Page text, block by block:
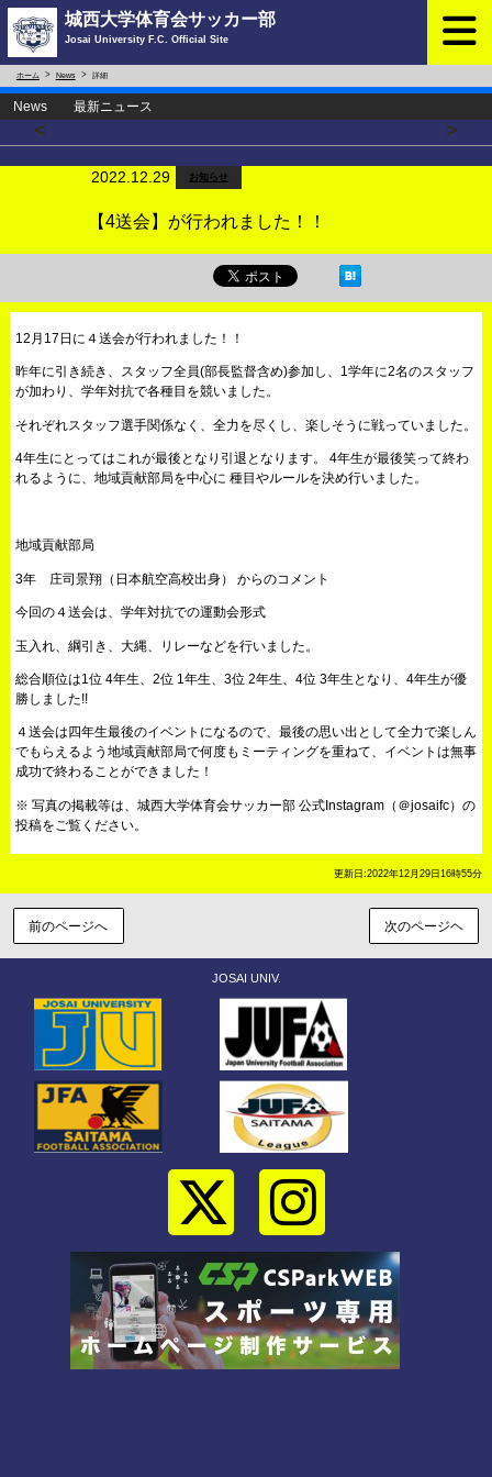
城西大学体育会サッカー部
Josai University F.C. Official Site
ホーム News 詳細
News 最新ニュース
< >
2022.12.29 お知らせ
【4送会】が行われました！！
12月17日に４送会が行われました！！
昨年に引き続き、スタッフ全員(部長監督含め)参加し、1学年に2名のスタッフ
が加わり、学年対抗で各種目を競いました。
それぞれスタッフ選手関係なく、全力を尽くし、楽しそうに戦っていました。
4年生にとってはこれが最後となり引退となります。 4年生が最後笑って終わ
れるように、地域貢献部局を中心に 種目やルールを決め行いました。
地域貢献部局
3年 庄司景翔（日本航空高校出身） からのコメント
今回の４送会は、学年対抗での運動会形式
玉入れ、綱引き、大縄、リレーなどを行いました。
総合順位は1位 4年生、2位 1年生、3位 2年生、4位 3年生となり、4年生が優
勝しました!!
４送会は四年生最後のイベントになるので、最後の思い出として全力で楽しん
でもらえるよう地域貢献部局で何度もミーティングを重ねて、イベントは無事
成功で終わることができました！
※ 写真の掲載等は、城西大学体育会サッカー部 公式Instagram（＠josaifc）の
投稿をご覧ください。
更新日:2022年12月29日16時55分
前のページへ 次のページヘ
JOSAI UNIV.